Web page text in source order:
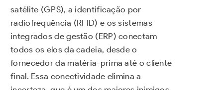
satélite (GPS), a identificação por
radiofrequência (RFID) e os sistemas
integrados de gestão (ERP) conectam
todos os elos da cadeia, desde o
fornecedor da matéria-prima até o cliente
final. Essa conectividade elimina a